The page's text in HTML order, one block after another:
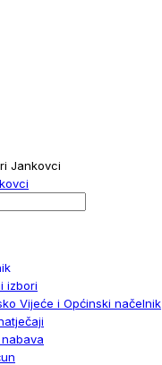
Jankovci
izbori
Vijeće i Općinski načelnik